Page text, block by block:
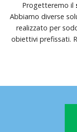
Progetteremo il
Abbiamo diverse
realizzato per
obiettivi prefissati.